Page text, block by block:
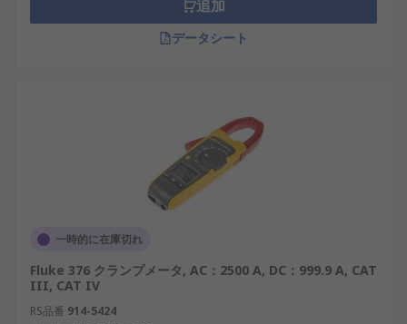
追加
データシート
一時的に在庫切れ
Fluke 376 クランプメータ, AC：2500 A, DC：999.9 A, CAT
III, CAT IV
RS品番 914-5424